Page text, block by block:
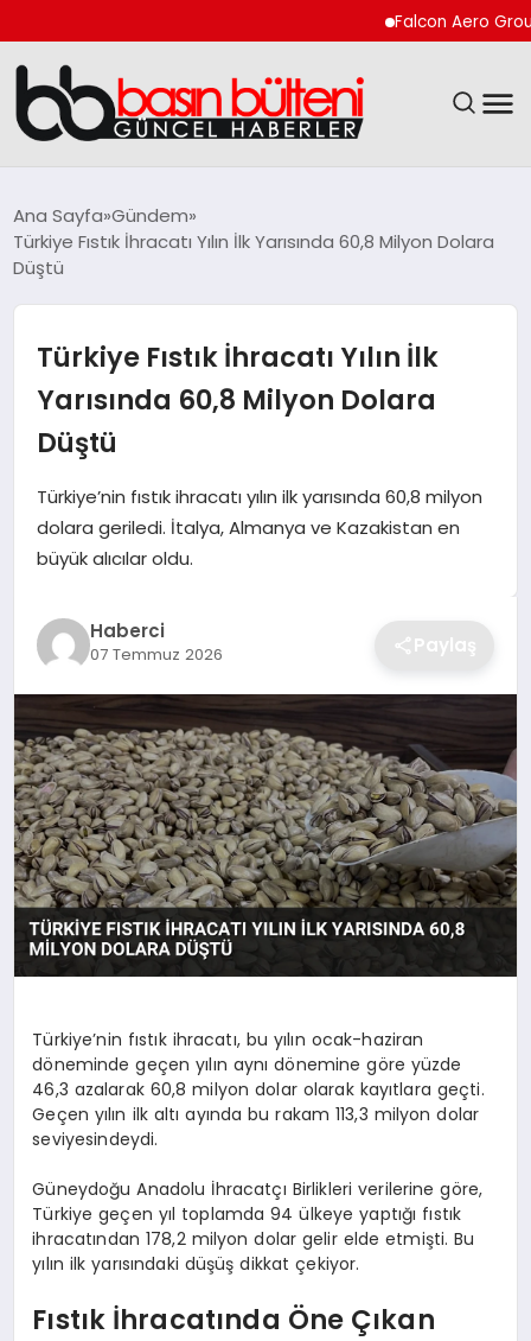
Falcon Aero Group,
GÜNCEL
MAGAZIN
SAĞLIK
SPOR
TEKNOLOJI
YAŞAM
GÜNDEM
Ana Sayfa Gündem
Türkiye Fıstık İhracatı Yılın İlk Yarısında 60,8 Milyon Dolara
Düştü
Türkiye Fıstık İhracatı Yılın İlk
Yarısında 60,8 Milyon Dolara
Düştü
Türkiye’nin fıstık ihracatı yılın ilk yarısında 60,8 milyon
dolara geriledi. İtalya, Almanya ve Kazakistan en
büyük alıcılar oldu.
Haberci
07 Temmuz 2026 Paylaş
Türkiye’nin fıstık ihracatı, bu yılın ocak-haziran
döneminde geçen yılın aynı dönemine göre yüzde
46,3 azalarak 60,8 milyon dolar olarak kayıtlara geçti.
Geçen yılın ilk altı ayında bu rakam 113,3 milyon dolar
seviyesindeydi.
Güneydoğu Anadolu İhracatçı Birlikleri verilerine göre,
Türkiye geçen yıl toplamda 94 ülkeye yaptığı fıstık
ihracatından 178,2 milyon dolar gelir elde etmişti. Bu
yılın ilk yarısındaki düşüş dikkat çekiyor.
Fıstık İhracatında Öne Çıkan